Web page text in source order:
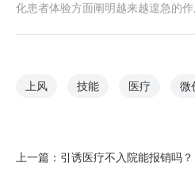
化患者体验方面阐明越来越遑急的作
上风 技能 医疗 微
上一篇： 引诱医疗不入院能报销吗？